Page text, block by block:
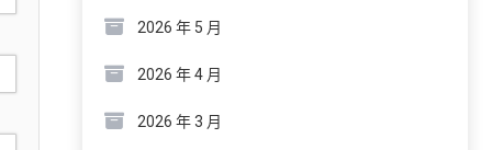
2026 年 5 月
2026 年 4 月
2026 年 3 月